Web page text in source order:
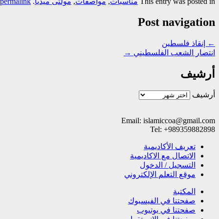
Post navigation
←
إنقاذ فلسطین
انتصار الشعب الفلسطيني →
أرشيف
أرشيف
Email: islamiccoa@gmail.com
Tel: +989359882898
تعریف الأکادیمیة
الاتصال مع الاکادیمیة
التسجیل / الدخول
موقع التعلم الإلکتروني
المکتبة
صفحتنا في الفيسبوك
صفحتنا في یوتیوب